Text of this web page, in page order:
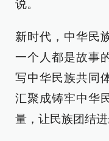
说。
新时代，中华民
一个人都是故事
写中华民族共同
汇聚成铸牢中华
量，让民族团结进